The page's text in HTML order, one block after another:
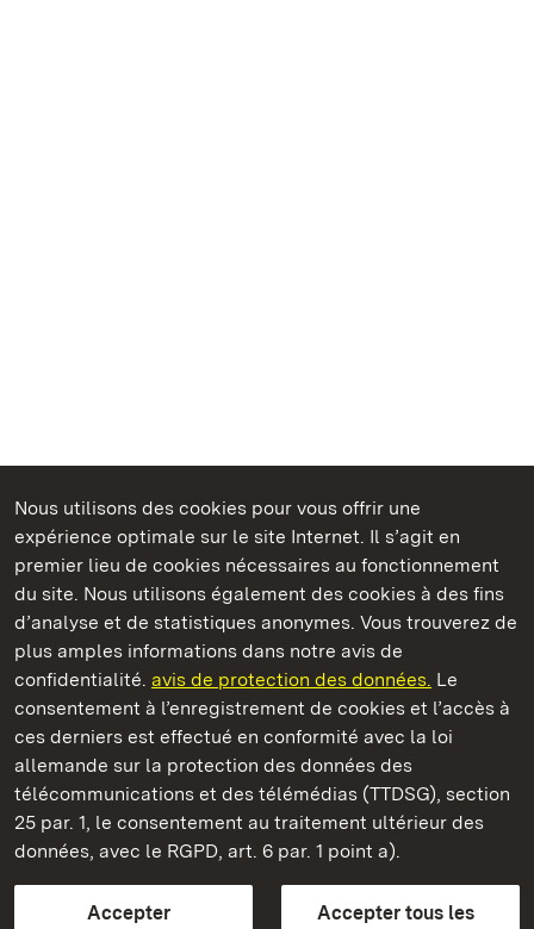
Nous utilisons des cookies pour vous offrir une
expérience optimale sur le site Internet. Il s’agit en
premier lieu de cookies nécessaires au fonctionnement
du site. Nous utilisons également des cookies à des fins
d’analyse et de statistiques anonymes. Vous trouverez de
plus amples informations dans notre avis de
confidentialité. avis de protection des données. Le
consentement à l’enregistrement de cookies et l’accès à
ces derniers est effectué en conformité avec la loi
allemande sur la protection des données des
télécommunications et des télémédias (TTDSG), section
25 par. 1, le consentement au traitement ultérieur des
données, avec le RGPD, art. 6 par. 1 point a).
Accepter
Accepter tous les
Châteaux et jardins publics du Bade-Wurtemberg
Château de Solitude
Châteaux et jardins publics du Bade-Wurtemberg
FAQ et réponsesMentions légalesProtection des données
Explications sur l’accessibilité
BITV-konform (geprüfte Seiten)